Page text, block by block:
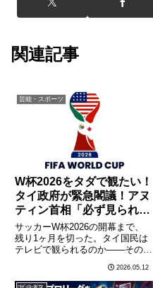
関連記事
芸能・スポーツ
W杯2026をタダで観たい！
タイ政府が緊急閣議！アヌ
ティン首相「必ず見られる
ようにする」
サッカーW杯2026の開幕まで、
残り1ヶ月を切った。タイ国民は
テレビで観られるのか——その答
タイ閣議でいよいよ放映権問題が
正式に議題に上る。タイでは昨年
2026.05.12